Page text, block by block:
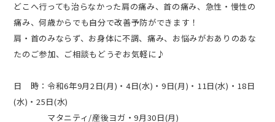
どこへ行っても治らなかった肩の痛み、首の痛み、急性・慢性の
痛み、何歳からでも自分で改善予防ができます！
肩・首のみならず、お身体に不調、痛み、お悩みがおありのあな
たのご参加、ご相談もどうぞお気軽に♪
日 時：令和6年9月2日(月)・4日(水)・9日(月)・11日(水)・18日
(水)・25日(水)
マタニティ/産後ヨガ・9月30日(月)